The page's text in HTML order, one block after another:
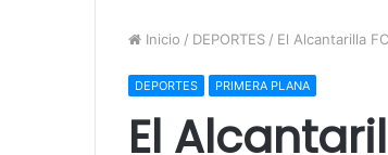
Inicio / DEPORTES / El Alcantarilla
DEPORTES PRIMERA PLANA
El